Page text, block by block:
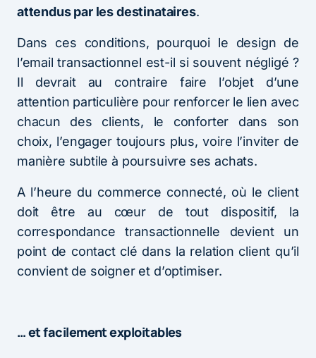
attendus par les destinataires.
Dans ces conditions, pourquoi le design de
l’email transactionnel est-il si souvent négligé ?
Il devrait au contraire faire l’objet d’une
attention particulière pour renforcer le lien avec
chacun des clients, le conforter dans son
choix, l’engager toujours plus, voire l’inviter de
manière subtile à poursuivre ses achats.
A l’heure du commerce connecté, où le client
doit être au cœur de tout dispositif, la
correspondance transactionnelle devient un
point de contact clé dans la relation client qu’il
convient de soigner et d’optimiser.
… et facilement exploitables